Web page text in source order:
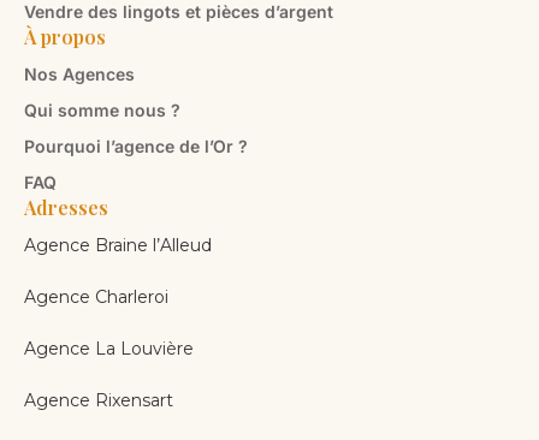
Vendre des lingots et pièces d’argent
À propos
Nos Agences
Qui somme nous ?
Pourquoi l’agence de l’Or ?
FAQ
Adresses
Agence Braine l’Alleud
Agence Charleroi
Agence La Louvière
Agence Rixensart